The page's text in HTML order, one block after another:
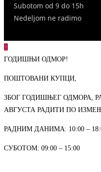
Subotom od 9 do 15h
Nedeljom ne radimo
ГОДИШЊИ ОДМОР!
ПОШТОВАНИ КУПЦИ,
ЗБОГ ГОДИШЊЕГ ОДМОРА,
АВГУСТА РАДИТИ ПО
РАДНИМ ДАНИМА: 10:00 –
СУБОТОМ: 09:00 – 15:00